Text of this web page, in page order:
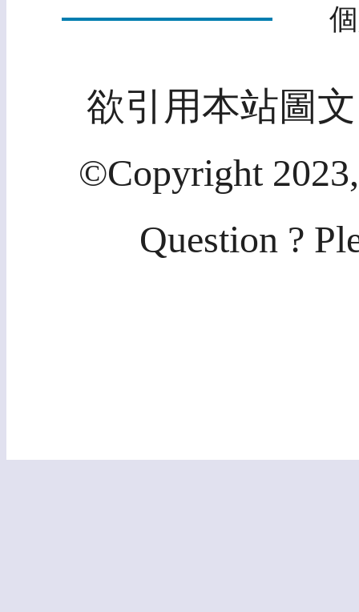
欲引用本站圖
©Copyright
Question ?